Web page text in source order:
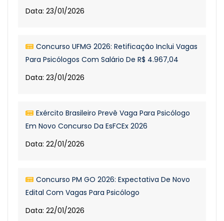
Data: 23/01/2026
Concurso UFMG 2026: Retificação Inclui Vagas
Para Psicólogos Com Salário De R$ 4.967,04
Data: 23/01/2026
Exército Brasileiro Prevê Vaga Para Psicólogo
Em Novo Concurso Da EsFCEx 2026
Data: 22/01/2026
Concurso PM GO 2026: Expectativa De Novo
Edital Com Vagas Para Psicólogo
Data: 22/01/2026